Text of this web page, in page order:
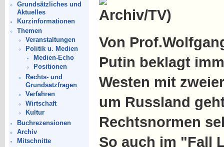
Grundsätzliches und
Aktuelles
Kurzinformationen
Themen
Veranstaltungen
Politik u. Medien
Medien-Echo
Positionen
Rechts- und
Grundsatzfragen
Verfahren
Wirtschaft
Kultur
Buchrezensionen
Archiv
Mitschnitte
Von
Putin beklagt
Westen mit
um Russland
Rechtsnormen
So auch im "Fall